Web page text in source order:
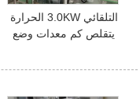
التلقائي 3.0KW الحرارة
يتقلص كم معدات وضع